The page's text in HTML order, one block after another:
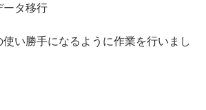
タ移行
い勝手になるように作業を行いまし